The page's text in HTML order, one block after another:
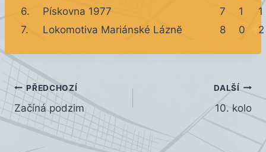
6.
Pískovna 1977 7 1
1
7.
Lokomotiva Mariánské Láznĕ 8 0 2
Navigace
pro
příspěvek
PŘEDCHOZÍ
Začíná podzim
DALŠÍ
10. kolo